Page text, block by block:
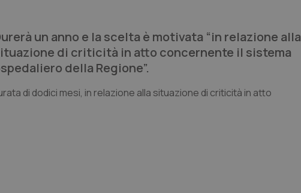
un anno e la scelta è motivata “in relazione alla
di criticità in atto concernente il sistema
della Regione”.
di dodici mesi, in relazione alla situazione di criticità in atto